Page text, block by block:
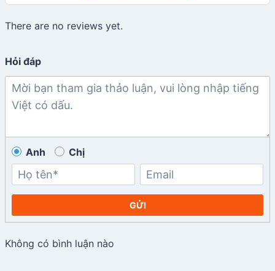
There are no reviews yet.
Hỏi đáp
Anh Chị
GỬI
Không có bình luận nào